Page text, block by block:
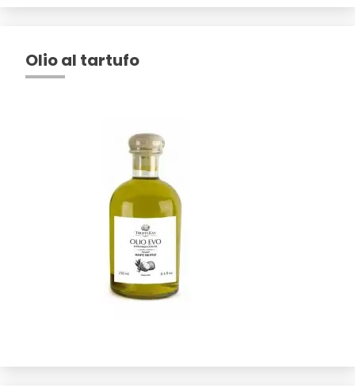
Olio al tartufo